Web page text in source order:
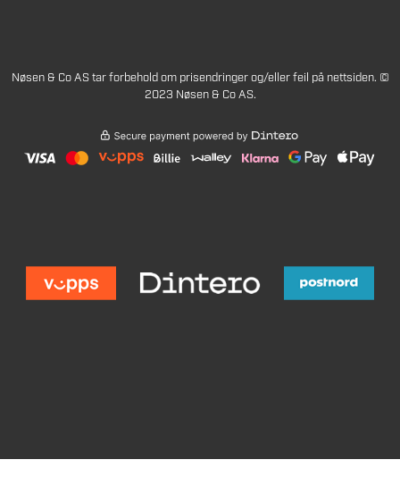
Nøsen & Co AS tar forbehold om prisendringer og/eller feil på nettsiden. ©
2023 Nøsen & Co AS.